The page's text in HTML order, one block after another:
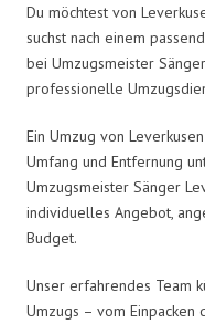
Du möchtest von
suchst nach einem
bei Umzugsmeister
professionelle
Ein Umzug von
Umfang und Entfernung
Umzugsmeister Sänger
individuelles Angebot,
Budget.
Unser erfahrendes Team
Umzugs – vom